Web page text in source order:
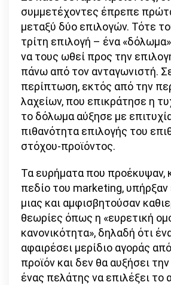
συμμετέχοντες έπρεπε
μεταξύ δύο επιλογών. Τότε
τρίτη επιλογή – ένα
να τους ωθεί προς την
πάνω από τον ανταγωνιστή.
περίπτωση, εκτός από την
λαχείων, που επικράτησε η
το δόλωμα αύξησε με
πιθανότητα επιλογής του
στόχου-προϊόντος.
Τα ευρήματα που προέκυψαν,
πεδίο του marketing,
μιας και αμφισβητούσαν
θεωρίες όπως η «ευρετική
κανονικότητα», δηλαδή ότι
αφαιρέσει μερίδιο αγοράς
προϊόν και δεν θα αυξήσει
ένας πελάτης να επιλέξει το